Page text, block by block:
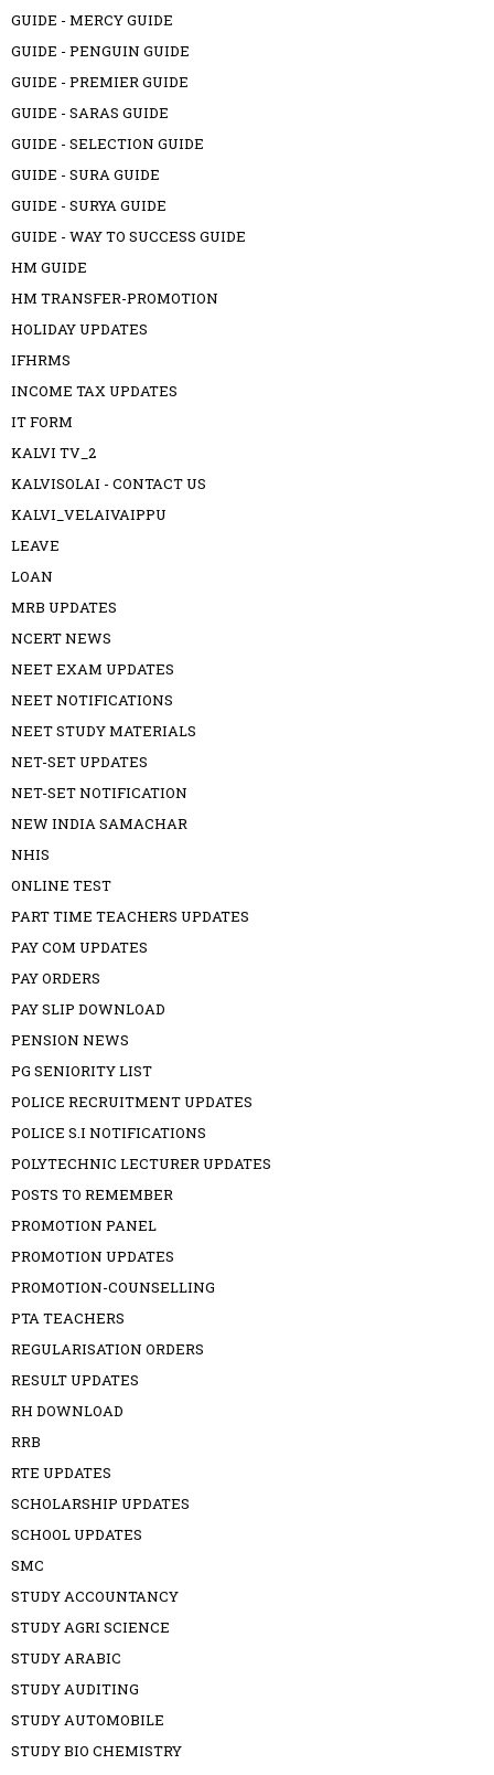
GUIDE - MERCY GUIDE
GUIDE - PENGUIN GUIDE
GUIDE - PREMIER GUIDE
GUIDE - SARAS GUIDE
GUIDE - SELECTION GUIDE
GUIDE - SURA GUIDE
GUIDE - SURYA GUIDE
GUIDE - WAY TO SUCCESS GUIDE
HM GUIDE
HM TRANSFER-PROMOTION
HOLIDAY UPDATES
IFHRMS
INCOME TAX UPDATES
IT FORM
KALVI TV_2
KALVISOLAI - CONTACT US
KALVI_VELAIVAIPPU
LEAVE
LOAN
MRB UPDATES
NCERT NEWS
NEET EXAM UPDATES
NEET NOTIFICATIONS
NEET STUDY MATERIALS
NET-SET UPDATES
NET-SET NOTIFICATION
NEW INDIA SAMACHAR
NHIS
ONLINE TEST
PART TIME TEACHERS UPDATES
PAY COM UPDATES
PAY ORDERS
PAY SLIP DOWNLOAD
PENSION NEWS
PG SENIORITY LIST
POLICE RECRUITMENT UPDATES
POLICE S.I NOTIFICATIONS
POLYTECHNIC LECTURER UPDATES
POSTS TO REMEMBER
PROMOTION PANEL
PROMOTION UPDATES
PROMOTION-COUNSELLING
PTA TEACHERS
REGULARISATION ORDERS
RESULT UPDATES
RH DOWNLOAD
RRB
RTE UPDATES
SCHOLARSHIP UPDATES
SCHOOL UPDATES
SMC
STUDY ACCOUNTANCY
STUDY AGRI SCIENCE
STUDY ARABIC
STUDY AUDITING
STUDY AUTOMOBILE
STUDY BIO CHEMISTRY